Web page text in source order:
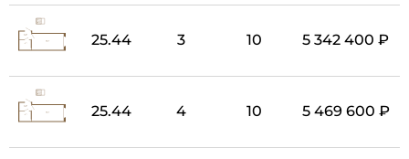
25.44 3 10 5 342 400 ₽
25.44 4 10 5 469 600 ₽